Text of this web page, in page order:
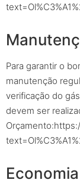
Para garantir o
manutenção
verificação do
devem ser